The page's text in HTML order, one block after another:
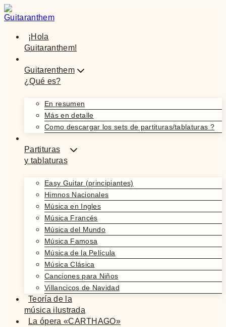
Saltar
al
¡Hola
Guitaranthem!
Guitarenthem
¿Qué es?
En resumen
Más en detalle
Como descargar los sets de partituras/tablaturas ?
Partituras
y tablaturas
Easy Guitar (principiantes)
Himnos Nacionales
Música en Ingles
Música Francés
Música del Mundo
Música Famosa
Música de la Película
Música Clásica
Canciones para Niños
Villancicos de Navidad
Teoría de la
música ilustrada
La ópera «CARTHAGO»